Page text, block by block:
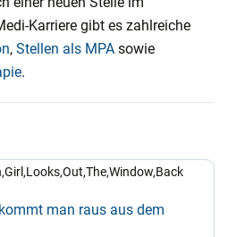
Karriere gibt es zahlreiche
, Stellen als MPA sowie
.
man raus aus dem